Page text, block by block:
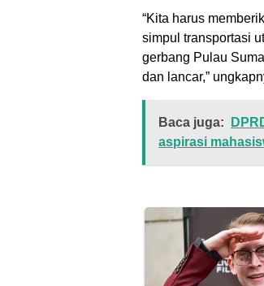
“Kita harus
simpul transportasi
gerbang Pulau
dan lancar,”
Baca juga:
aspirasi